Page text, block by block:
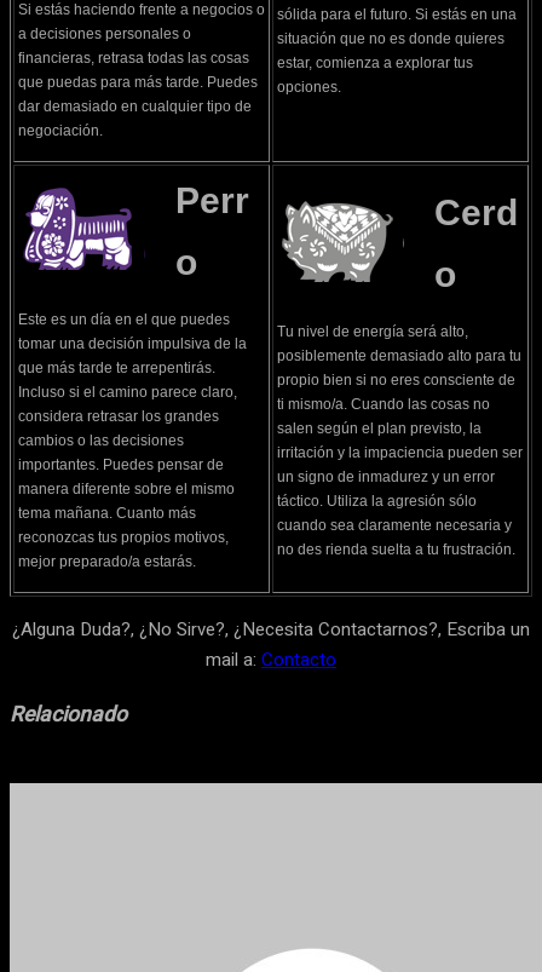
Si estás haciendo frente a negocios o
a decisiones personales o
financieras, retrasa todas las cosas
que puedas para más tarde. Puedes
dar demasiado en cualquier tipo de
negociación.
sólida para el futuro. Si estás en una
situación que no es donde quieres
estar, comienza a explorar tus
opciones.
Perr
o
Este es un día en el que puedes
tomar una decisión impulsiva de la
que más tarde te arrepentirás.
Incluso si el camino parece claro,
considera retrasar los grandes
cambios o las decisiones
importantes. Puedes pensar de
manera diferente sobre el mismo
tema mañana. Cuanto más
reconozcas tus propios motivos,
mejor preparado/a estarás.
Cerd
o
Tu nivel de energía será alto,
posiblemente demasiado alto para tu
propio bien si no eres consciente de
ti mismo/a. Cuando las cosas no
salen según el plan previsto, la
irritación y la impaciencia pueden ser
un signo de inmadurez y un error
táctico. Utiliza la agresión sólo
cuando sea claramente necesaria y
no des rienda suelta a tu frustración.
¿Alguna Duda?, ¿No Sirve?, ¿Necesita Contactarnos?, Escriba un
mail a: Contacto
Relacionado